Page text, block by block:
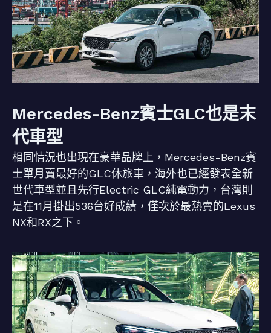
Mercedes-Benz賓士GLC也是末
代車型
相同情況也出現在豪華品牌上，Mercedes-Benz賓
士單月賣最好的GLC休旅車，海外也已經發表全新
世代車型並且先行Electric GLC純電動力，台灣則
是在11月掛出536台好成績，僅次於最熱賣的Lexus
NX和RX之下。